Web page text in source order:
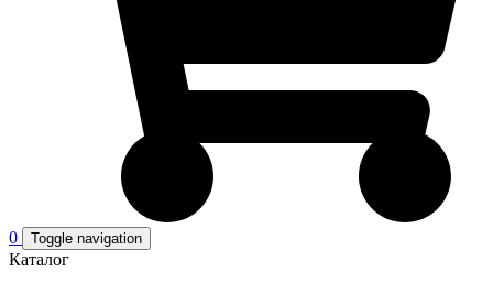
0 Toggle navigation
Каталог